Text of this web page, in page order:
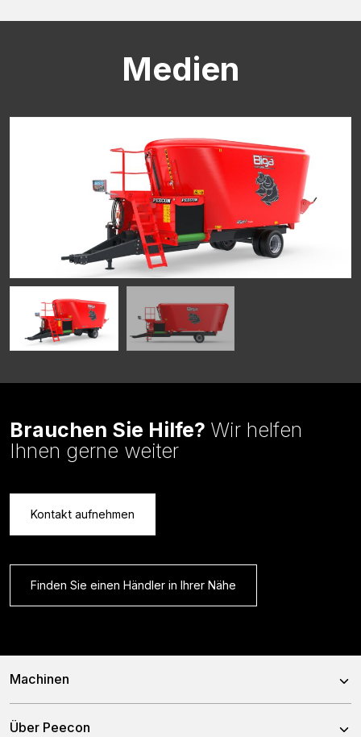
Medien
Brauchen Sie Hilfe? Wir helfen
Ihnen gerne weiter
Kontakt aufnehmen
Finden Sie einen Händler in Ihrer Nähe
Machinen
Mischwagen
Über Peecon